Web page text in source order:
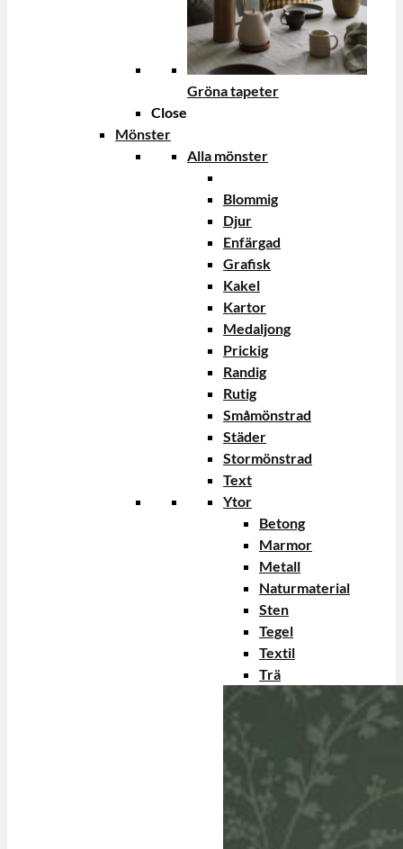
Gröna tapeter
Close
Mönster
Alla mönster
Blommig
Djur
Enfärgad
Grafisk
Kakel
Kartor
Medaljong
Prickig
Randig
Rutig
Småmönstrad
Städer
Stormönstrad
Text
Ytor
Betong
Marmor
Metall
Naturmaterial
Sten
Tegel
Textil
Trä